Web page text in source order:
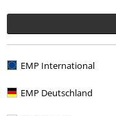
EMP International
EMP Deutschland
More categories.
Bandmerch Media
Bandmerch Genre